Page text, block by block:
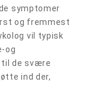
symptomer
og fremmest
vil typisk
og
til de svære
ind der,